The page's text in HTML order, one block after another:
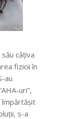
câțiva
fizicii în
au
uri”,
împărtășit
s-a